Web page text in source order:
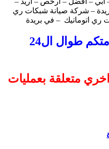
– شركة صيانة شبكات ري
ري اتوماتيك – في بريدة
اتصل الان نحن في خدمتكم طوال ال24
متعلقة بعمليات